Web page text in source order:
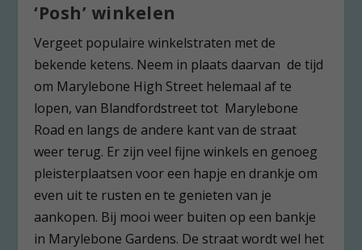
‘Posh’ winkelen
Vergeet populaire winkelstraten met de
bekende ketens. Neem in plaats daarvan de tijd
om Marylebone High Street helemaal af te
lopen, van Blandfordstreet tot Marylebone
Road en langs de andere kant van de straat
weer terug. Er zijn veel fijne winkels en genoeg
pleisterplaatsen voor een hapje en drankje om
even uit te rusten en te genieten van je
aankopen. Bij mooi weer buiten op een bankje
in Marylebone Gardens. De straat wordt wel het